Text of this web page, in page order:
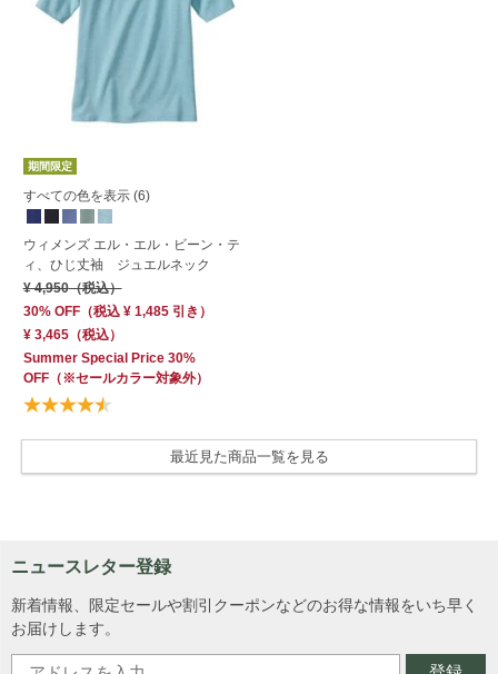
期間限定
すべての色を表示 (6)
ウィメンズ エル・エル・ビーン・テ
ィ、ひじ丈袖 ジュエルネック
¥ 4,950（税込）
30% OFF（税込 ¥ 1,485引き）
¥ 3,465（税込）
Summer Special Price 30%
OFF（※セールカラー対象外）
最近見た商品一覧を見る
ニュースレター登録
新着情報、限定セールや割引クーポンなどのお得な情報をいち早く
お届けします。